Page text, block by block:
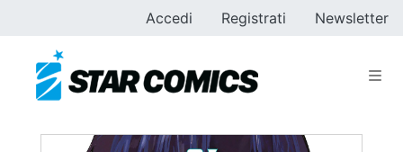
Accedi Registrati Newsletter